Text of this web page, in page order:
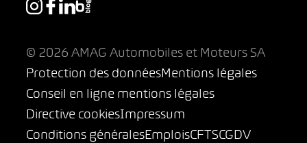
© 2026 AMAG Automobiles et Moteurs SA
Protection des donnéesMentions légales
Conseil en ligne mentions légales
Directive cookiesImpressum
Conditions généralesEmploisCFTSCGDV